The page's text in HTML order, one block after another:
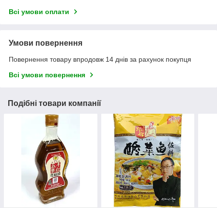
Всі умови оплати
Умови повернення
Повернення товару впродовж 14 днів за рахунок покупця
Всі умови повернення
Подібні товари компанії